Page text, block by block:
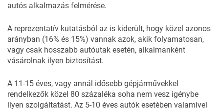
autós alkalmazás felmérése.
A reprezentatív kutatásból az is kiderült, hogy közel azonos
arányban (16% és 15%) vannak azok, akik folyamatosan,
vagy csak hosszabb autóutak esetén, alkalmanként
vásárolnak ilyen biztosítást.
A 11-15 éves, vagy annál idősebb gépjárművekkel
rendelkezők közel 80 százaléka soha nem vesz igénybe
ilyen szolgáltatást. Az 5-10 éves autók esetében valamivel